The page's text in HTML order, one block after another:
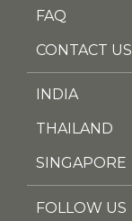
FAQ
CONTACT US
INDIA
THAILAND
SINGAPORE
FOLLOW US